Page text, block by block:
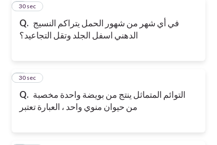
Q. في أي شهر من شهور الحمل يتراكم النسيج
الدهني اسفل الجلد وتقل التجاعيد؟
2
30 sec
Q. التوائم المتماثل ينتج من بويضة واحدة مخصبة
من حيوان منوي واحد ، العبارة تعتبر
3
30 sec